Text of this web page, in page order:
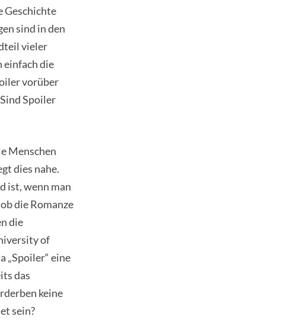
Geschichte
sind in den
vieler
einfach die
vorüber
Spoiler
Menschen
dies nahe.
ist, wenn man
die Romanze
die
of
„Spoiler“ eine
das
keine
sein?